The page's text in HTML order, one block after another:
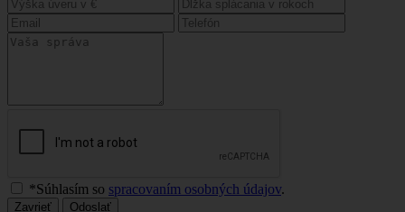
*Súhlasím so spracovaním osobných údajov.
Zavrieť Odoslať